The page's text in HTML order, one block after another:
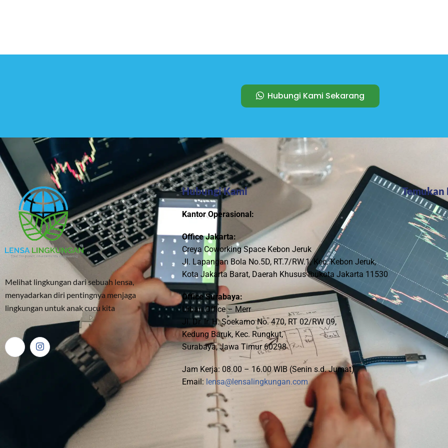
Hubungi Kami Sekarang
Melihat lingkungan dari sebuah lensa,
menyadarkan diri pentingnya menjaga
lingkungan untuk anak cucu kita
Hubungi Kami
Kantor Operasional:
Office Jakarta:
Creya Coworking Space Kebon Jeruk
Jl. Lapangan Bola No.5D, RT.7/RW.1, Kec. Kebon Jeruk,
Kota Jakarta Barat, Daerah Khusus Ibukota Jakarta 11530
Office Surabaya:
Urban Office – Merr
Jl. Dr. Ir. H. Soekarno No. 470, RT 02/RW 09,
Kedung Baruk, Kec. Rungkut,
Surabaya, Jawa Timur 60298
Jam Kerja: 08.00 – 16.00 WIB (Senin s.d. Jumat)
Email: lensa@lensalingkungan.com
Temukan